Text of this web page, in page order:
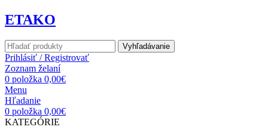
ETAKO
Vyhľadávanie
Prihlásiť / Registrovať
Zoznam želaní
0 položka 0,00€
Menu
Hľadanie
0 položka 0,00€
KATEGÓRIE